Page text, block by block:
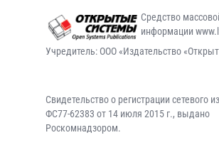
Средство
информации
Учредитель: ООО «Издательство
Свидетельство о регистрации сетевого
ФС77-62383 от 14 июля 2015 г., выдано
Роскомнадзором.